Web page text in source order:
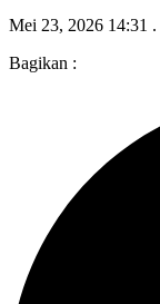
Mei 23, 2026 14:31 .
Bagikan :